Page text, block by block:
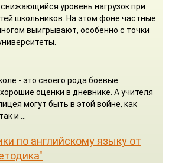
уровень нагрузок при
школьников. На этом фоне частные
выигрывают, особенно с точки
- это своего рода боевые
оценки в дневнике. А учителя
могут быть в этой войне, как
и ...
по английскому языку от